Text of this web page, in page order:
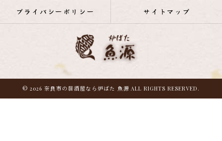
プライバシーポリシー サイトマップ
© 2026 奈良市の居酒屋なら炉ばた 魚源 ALL RIGHTS RESERVED.